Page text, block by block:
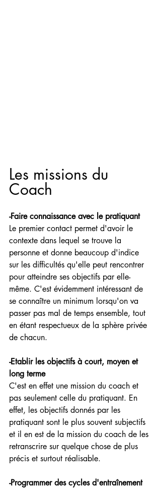
Les missions du
Coach
-Faire connaissance avec le pratiquant
Le premier contact permet d'avoir le
contexte dans lequel se trouve la
personne et donne beaucoup d'indice
sur les difficultés qu'elle peut rencontrer
pour atteindre ses objectifs par elle-
même. C'est évidemment intéressant de
se connaître un minimum lorsqu'on va
passer pas mal de temps ensemble, tout
en étant respectueux de la sphère privée
de chacun.
-Etablir les objectifs à court, moyen et
long terme
C'est en effet une mission du coach et
pas seulement celle du pratiquant. En
effet, les objectifs donnés par les
pratiquant sont le plus souvent subjectifs
et il en est de la mission du coach de les
retranscrire sur quelque chose de plus
précis et surtout réalisable.
-Programmer des cycles d'entraînement